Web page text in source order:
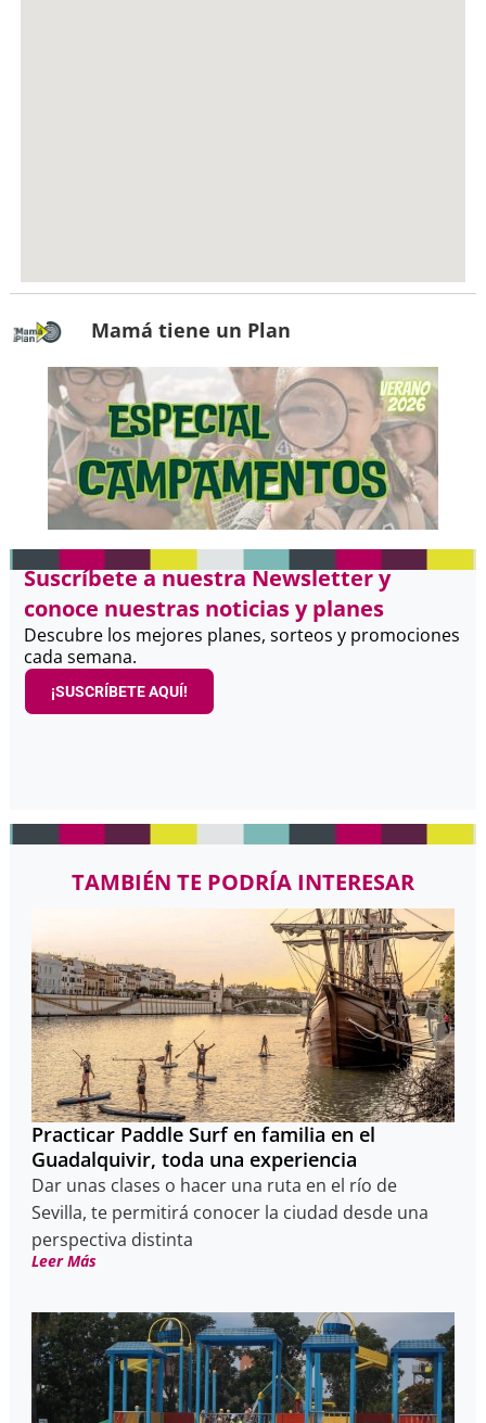
Mamá tiene un Plan
Suscríbete a nuestra Newsletter y
conoce nuestras noticias y planes
Descubre los mejores planes, sorteos y promociones
cada semana.
¡SUSCRÍBETE AQUÍ!
TAMBIÉN TE PODRÍA INTERESAR
Practicar Paddle Surf en familia en el
Guadalquivir, toda una experiencia
Dar unas clases o hacer una ruta en el río de
Sevilla, te permitirá conocer la ciudad desde una
perspectiva distinta
Leer Más